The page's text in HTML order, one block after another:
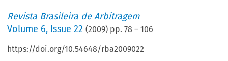
Revista Brasileira de Arbitragem
Volume 6, Issue 22 (2009) pp.78 –106
https://doi.org/10.54648/rba2009022